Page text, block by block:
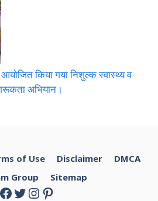
किया गया निशुल्क स्वास्थ्य व
अभियान।
of Use Disclaimer
DMCA
Group
Sitemap
Facebook
Twitter
Instagram
Pinterest